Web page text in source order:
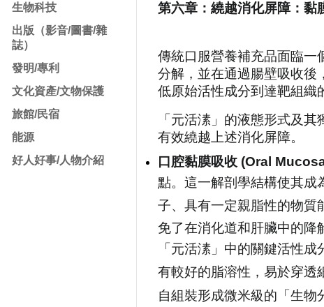
生物科技
出版（影音/圖書/雜
誌）
發明/專利
文化資產/文物保護
旅館/民宿
能源
好人好事/人物介紹
第六章：繞越消化屏障：黏
傳統口服營養補充品面臨一
分解，並在通過腸壁吸收後
低原始活性成分到達靶組織
「元活溸」的液態形式及
有效繞越上述消化屏障。
口腔黏膜吸收 (Oral
點。這一解剖學結構使其成
子、具有一定親脂性的物質
免了在消化道和肝臟中的降
「元活溸」中的關鍵活性
有較好的脂溶性，易於穿透
自組裝形成微米級的「生